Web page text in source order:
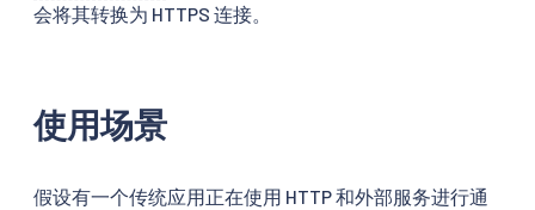
会将其转换为 HTTPS 连接。
使用场景
假设有一个传统应用正在使用 HTTP 和外部服务进行通